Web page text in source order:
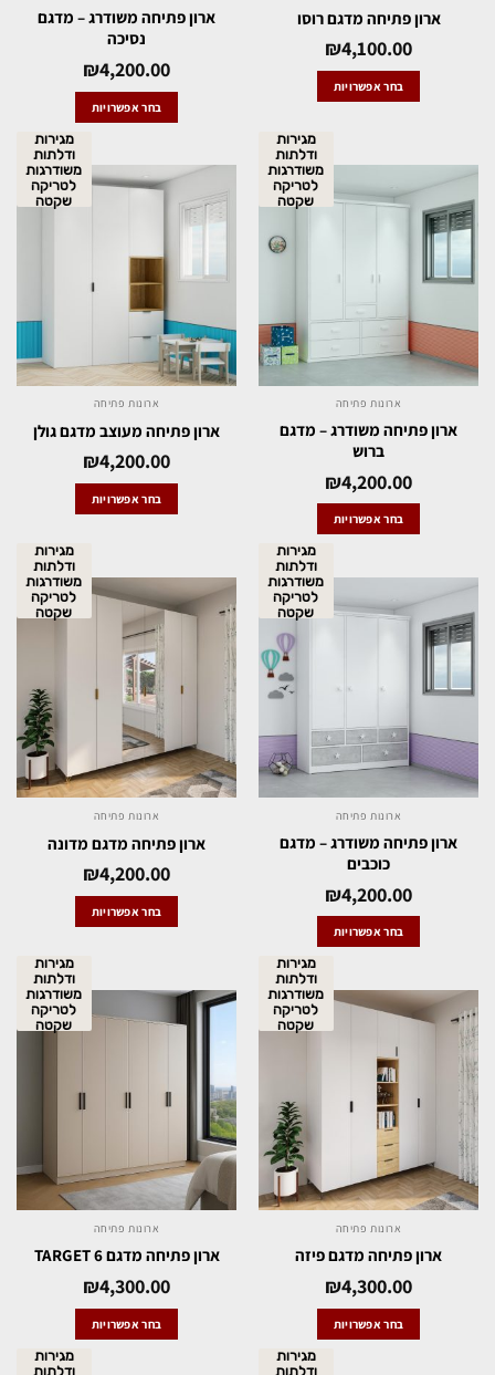
ארון פתיחה מדגם רוסו
₪4,100.00
בחר אפשרויות
ארון פתיחה משודרג – מדגם
נסיכה
₪4,200.00
בחר אפשרויות
מגירות
ודלתות
משודרגות
לטריקה
שקטה
ארונות פתיחה
ארון פתיחה משודרג – מדגם
ברוש
₪4,200.00
בחר אפשרויות
מגירות
ודלתות
משודרגות
לטריקה
שקטה
ארונות פתיחה
ארון פתיחה מעוצב מדגם גולן
₪4,200.00
בחר אפשרויות
מגירות
ודלתות
משודרגות
לטריקה
שקטה
ארונות פתיחה
ארון פתיחה משודרג – מדגם
כוכבים
₪4,200.00
בחר אפשרויות
מגירות
ודלתות
משודרגות
לטריקה
שקטה
ארונות פתיחה
ארון פתיחה מדגם מדונה
₪4,200.00
בחר אפשרויות
מגירות
ודלתות
משודרגות
לטריקה
שקטה
ארונות פתיחה
ארון פתיחה מדגם פיזה
₪4,300.00
בחר אפשרויות
מגירות
ודלתות
משודרגות
לטריקה
שקטה
ארונות פתיחה
ארון פתיחה מדגם 6 TARGET
₪4,300.00
בחר אפשרויות
מגירות
ודלתות
מגירות
ודלתות